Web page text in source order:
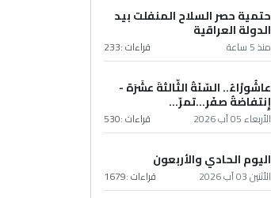
حتمية حصر السلاح المنفلت بيد
الدولة العراقية
منذ 5 ساعة قراءات :233
عاشُورْاءُ.. السّنَةُ الثّالثةَ عشَرَة -
إِنتفاضةُ صفَر…تمرّ...
الأربعاء 05 آب 2026 قراءات :530
اليوم الحادي والأربعون
الأثنين 03 آب 2026 قراءات :1679